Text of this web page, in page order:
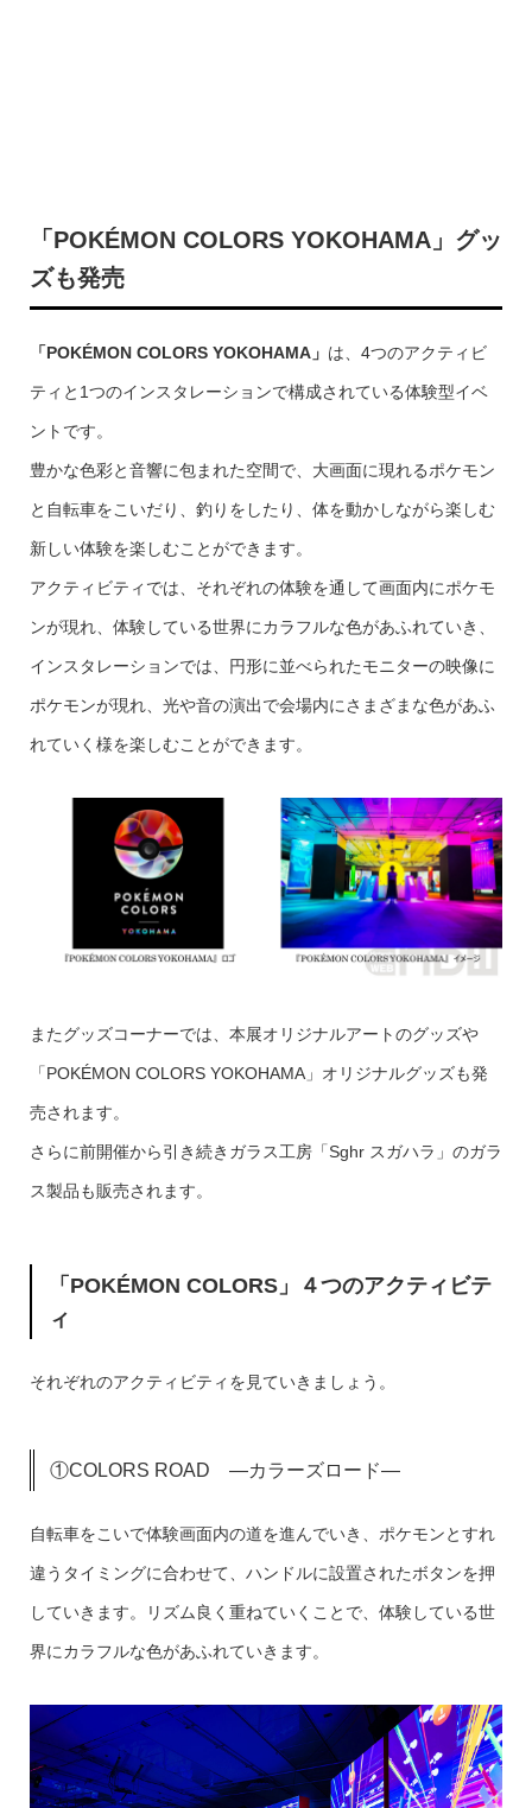
「POKÉMON COLORS YOKOHAMA」グッ
ズも発売
「POKÉMON COLORS YOKOHAMA」 は、4つのアクティビ
ティと1つのインスタレーションで構成されている体験型イベ
ントです。
豊かな色彩と音響に包まれた空間で、大画面に現れるポケモン
と自転車をこいだり、釣りをしたり、体を動かしながら楽しむ
新しい体験を楽しむことができます。
アクティビティでは、それぞれの体験を通して画面内にポケモ
ンが現れ、体験している世界にカラフルな色があふれていき、
インスタレーションでは、円形に並べられたモニターの映像に
ポケモンが現れ、光や音の演出で会場内にさまざまな色があふ
れていく様を楽しむことができます。
またグッズコーナーでは、本展オリジナルアートのグッズや
「POKÉMON COLORS YOKOHAMA」オリジナルグッズも発
売されます。
さらに前開催から引き続きガラス工房「Sghr スガハラ」のガラ
ス製品も販売されます。
「POKÉMON COLORS」４つのアクティビテ
ィ
それぞれのアクティビティを見ていきましょう。
①COLORS ROAD ―カラーズロード―
自転車をこいで体験画面内の道を進んでいき、ポケモンとすれ
違うタイミングに合わせて、ハンドルに設置されたボタンを押
していきます。リズム良く重ねていくことで、体験している世
界にカラフルな色があふれていきます。